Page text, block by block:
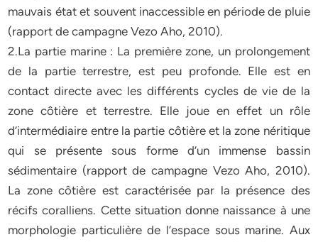
mauvais état et souvent inaccessible en période de pluie
(rapport de campagne Vezo Aho, 2010).
2.La partie marine : La première zone, un prolongement
de la partie terrestre, est peu profonde. Elle est en
contact directe avec les différents cycles de vie de la
zone côtière et terrestre. Elle joue en effet un rôle
d’intermédiaire entre la partie côtière et la zone néritique
qui se présente sous forme d’un immense bassin
sédimentaire (rapport de campagne Vezo Aho, 2010).
La zone côtière est caractérisée par la présence des
récifs coralliens. Cette situation donne naissance à une
morphologie particulière de l’espace sous marine. Aux